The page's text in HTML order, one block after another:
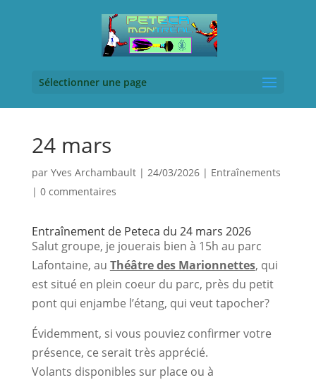
Sélectionner une page
24 mars
par Yves Archambault| 24/03/2026| Entraînements
| 0 commentaires
Entraînement de Peteca du 24 mars 2026
Salut groupe, je jouerais bien à 15h au parc
Lafontaine, au Théâtre des Marionnettes, qui
est situé en plein coeur du parc, près du petit
pont qui enjambe l’étang, qui veut tapocher?
Évidemment, si vous pouviez confirmer votre
présence, ce serait très apprécié.
Volants disponibles sur place ou à